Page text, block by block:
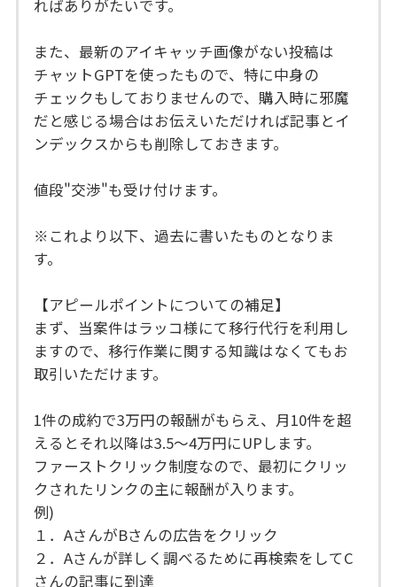
ればありがたいです。
また、最新のアイキャッチ画像がない投稿は
チャットGPTを使ったもので、特に中身の
チェックもしておりませんので、購入時に邪魔
だと感じる場合はお伝えいただければ記事とイ
ンデックスからも削除しておきます。
値段"交渉"も受け付けます。
※これより以下、過去に書いたものとなりま
す。
【アピールポイントについての補足】
まず、当案件はラッコ様にて移行代行を利用し
ますので、移行作業に関する知識はなくてもお
取引いただけます。
1件の成約で3万円の報酬がもらえ、月10件を超
えるとそれ以降は3.5～4万円にUPします。
ファーストクリック制度なので、最初にクリッ
クされたリンクの主に報酬が入ります。
例)
１．AさんがBさんの広告をクリック
２．Aさんが詳しく調べるために再検索をしてC
さんの記事に到達